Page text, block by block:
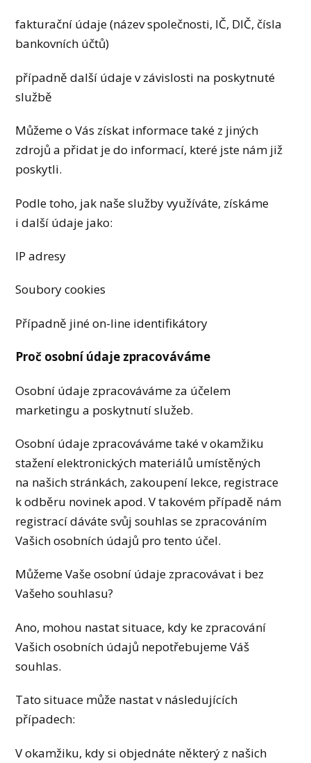
fakturační údaje (název společnosti, IČ, DIČ, čísla
bankovních účtů)
případně další údaje v závislosti na poskytnuté
službě
Můžeme o Vás získat informace také z jiných
zdrojů a přidat je do informací, které jste nám již
poskytli.
Podle toho, jak naše služby využíváte, získáme
i další údaje jako:
IP adresy
Soubory cookies
Případně jiné on-line identifikátory
Proč osobní údaje zpracováváme
Osobní údaje zpracováváme za účelem
marketingu a poskytnutí služeb.
Osobní údaje zpracováváme také v okamžiku
stažení elektronických materiálů umístěných
na našich stránkách, zakoupení lekce, registrace
k odběru novinek apod. V takovém případě nám
registrací dáváte svůj souhlas se zpracováním
Vašich osobních údajů pro tento účel.
Můžeme Vaše osobní údaje zpracovávat i bez
Vašeho souhlasu?
Ano, mohou nastat situace, kdy ke zpracování
Vašich osobních údajů nepotřebujeme Váš
souhlas.
Tato situace může nastat v následujících
případech:
V okamžiku, kdy si objednáte některý z našich